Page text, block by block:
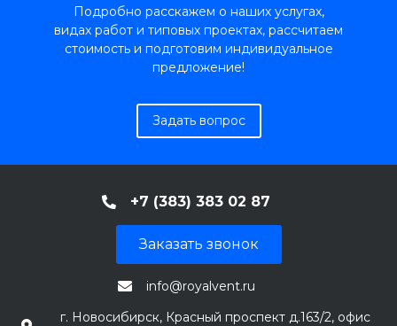
Подробно расскажем о наших услугах,
видах работ и типовых проектах, рассчитаем
стоимость и подготовим индивидуальное
предложение!
Задать вопрос
+7 (383) 383 02 87
Заказать звонок
info@royalvent.ru
г. Новосибирск, Красный проспект д.163/2, офис